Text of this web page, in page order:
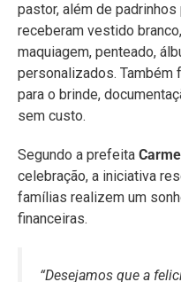
pastor, além de
receberam vestido
maquiagem, penteado,
personalizados.
para o brinde,
sem custo.
Segundo a prefeita
celebração, a iniciativa
famílias realizem um
financeiras.
“Desejamos que a